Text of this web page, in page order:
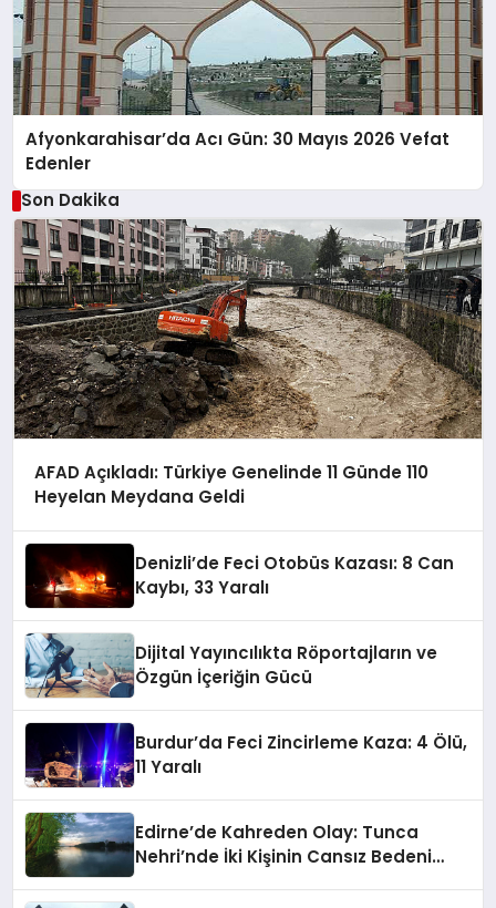
Afyonkarahisar’da Acı Gün: 30 Mayıs 2026 Vefat
Edenler
Son Dakika
AFAD Açıkladı: Türkiye Genelinde 11 Günde 110
Heyelan Meydana Geldi
Denizli’de Feci Otobüs Kazası: 8 Can
Kaybı, 33 Yaralı
Dijital Yayıncılıkta Röportajların ve
Özgün İçeriğin Gücü
Burdur’da Feci Zincirleme Kaza: 4 Ölü,
11 Yaralı
Edirne’de Kahreden Olay: Tunca
Nehri’nde İki Kişinin Cansız Bedeni